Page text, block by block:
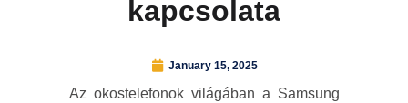
kapcsolata
January 15, 2025
Az okostelefonok világában a Samsung